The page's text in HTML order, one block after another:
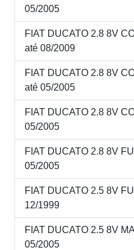
05/2005
FIAT DUCATO 2.8 8V
até 08/2009
FIAT DUCATO 2.8 8V
até 05/2005
FIAT DUCATO 2.8 8V
05/2005
FIAT DUCATO 2.8 8V
05/2005
FIAT DUCATO 2.5 8V
12/1999
FIAT DUCATO 2.5 8V
05/2005